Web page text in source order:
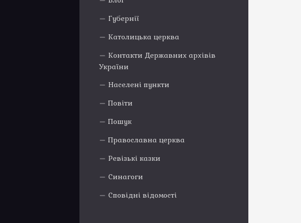
Губернії
Католицька церква
Контакти Державних архівів
України
Населені пункти
Повіти
Пошук
Православна церква
Ревізькі казки
Синагоги
Сповідні відомості